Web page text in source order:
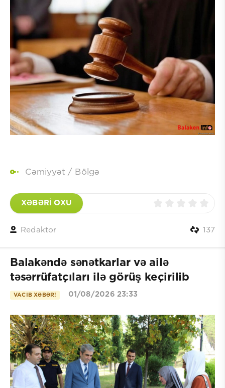
Cəmiyyət / Bölgə
XƏBƏRİ OXU
Redaktor 137
Balakəndə sənətkarlar və ailə
təsərrüfatçıları ilə görüş keçirilib
VACIB XƏBƏR! 01/08/2026 23:33